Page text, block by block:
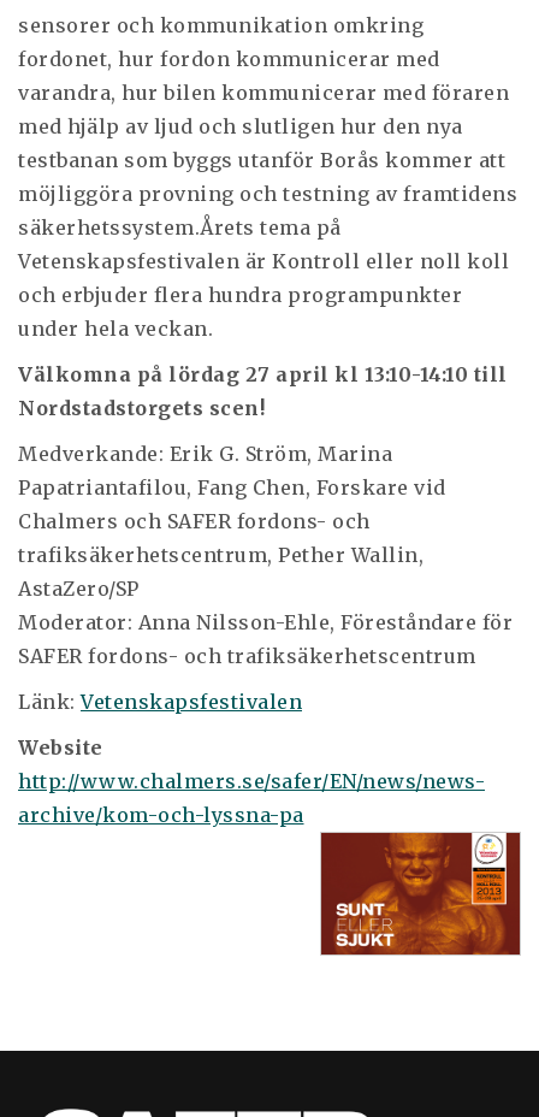
sensorer och kommunikation omkring
fordonet, hur fordon kommunicerar med
varandra, hur bilen kommunicerar med föraren
med hjälp av ljud och slutligen hur den nya
testbanan som byggs utanför Borås kommer att
möjliggöra provning och testning av framtidens
säkerhetssystem.Årets tema på
Vetenskapsfestivalen är Kontroll eller noll koll
och erbjuder flera hundra programpunkter
under hela veckan.
Välkomna på lördag 27 april kl 13:10-14:10 till
Nordstadstorgets scen!
Medverkande: Erik G. Ström, Marina
Papatriantafilou, Fang Chen, Forskare vid
Chalmers och SAFER fordons- och
trafiksäkerhetscentrum, Pether Wallin,
AstaZero/SP
Moderator: Anna Nilsson-Ehle, Föreståndare för
SAFER fordons- och trafiksäkerhetscentrum
Länk:Vetenskapsfestivalen
Website
http://www.chalmers.se/safer/EN/news/news-
archive/kom-och-lyssna-pa